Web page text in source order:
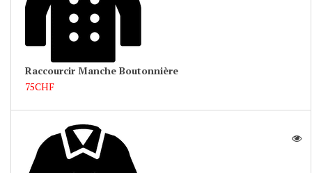
Raccourcir Manche Boutonnière
75CHF